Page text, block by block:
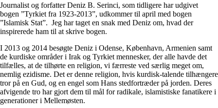
Journalist og forfatter Deniz B. Serinci, som tidligere har udgivet
bogen ”Tyrkiet fra 1923-2013”, udkommer til april med bogen
”Islamisk Stat”. Jeg har taget en snak med Deniz om, hvad der
inspirerede ham til at skrive bogen.
I 2013 og 2014 besøgte Deniz i Odense, København, Armenien samt
de kurdiske områder i Irak og Tyrkiet mennesker, der alle havde det
tilfælles, at de tilhørte en religion, vi færreste ved særlig meget om,
nemlig ezidisme. Det er denne religion, hvis kurdisk-talende tilhængere
tror på en Gud, og en engel som Hans stedfortræder på jorden. Deres
afvigende tro har gjort dem til mål for radikale, islamistiske fanatikere i
generationer i Mellemøsten.